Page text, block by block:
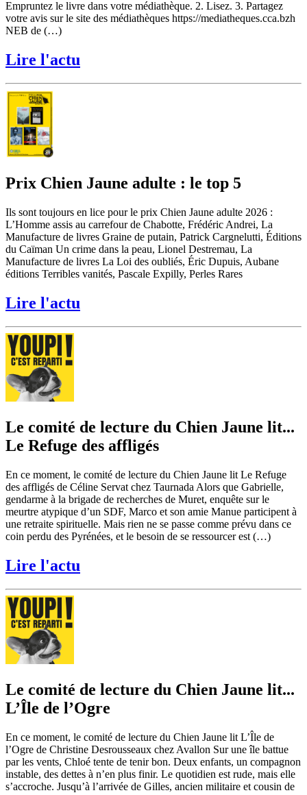
Empruntez le livre dans votre médiathèque. 2. Lisez. 3. Partagez
votre avis sur le site des médiathèques https://mediatheques.cca.bzh
NEB de (…)
Lire l'actu
Prix Chien Jaune adulte : le top 5
Ils sont toujours en lice pour le prix Chien Jaune adulte 2026 :
L’Homme assis au carrefour de Chabotte, Frédéric Andrei, La
Manufacture de livres Graine de putain, Patrick Cargnelutti, Éditions
du Caïman Un crime dans la peau, Lionel Destremau, La
Manufacture de livres La Loi des oubliés, Éric Dupuis, Aubane
éditions Terribles vanités, Pascale Expilly, Perles Rares
Lire l'actu
Le comité de lecture du Chien Jaune lit...
Le Refuge des affligés
En ce moment, le comité de lecture du Chien Jaune lit Le Refuge
des affligés de Céline Servat chez Taurnada Alors que Gabrielle,
gendarme à la brigade de recherches de Muret, enquête sur le
meurtre atypique d’un SDF, Marco et son amie Manue participent à
une retraite spirituelle. Mais rien ne se passe comme prévu dans ce
coin perdu des Pyrénées, et le besoin de se ressourcer est (…)
Lire l'actu
Le comité de lecture du Chien Jaune lit...
L’Île de l’Ogre
En ce moment, le comité de lecture du Chien Jaune lit L’Île de
l’Ogre de Christine Desrousseaux chez Avallon Sur une île battue
par les vents, Chloé tente de tenir bon. Deux enfants, un compagnon
instable, des dettes à n’en plus finir. Le quotidien est rude, mais elle
s’accroche. Jusqu’à l’arrivée de Gilles, ancien militaire et cousin de